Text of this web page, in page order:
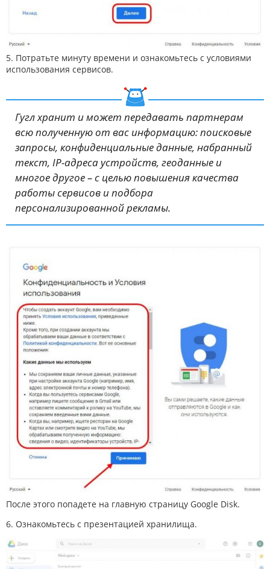
5. Потратьте минуту времени и ознакомьтесь с условиями
использования сервисов.
Гугл хранит и может передавать партнерам
всю полученную от вас информацию: поисковые
запросы, конфиденциальные данные, набранный
текст, IP-адреса устройств, геоданные и
многое другое – с целью повышения качества
работы сервисов и подбора
персонализированной рекламы.
После этого попадете на главную страницу Google Disk.
6. Ознакомьтесь с презентацией хранилища.